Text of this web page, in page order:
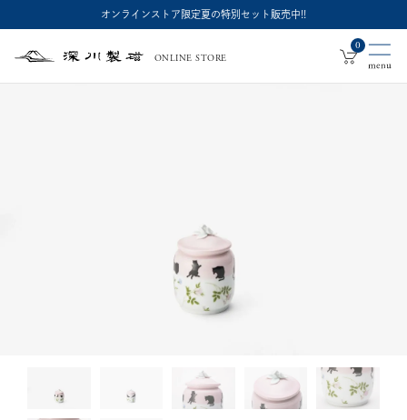
オンラインストア限定夏の特別セット販売中!!
深
ONLINE STORE
0